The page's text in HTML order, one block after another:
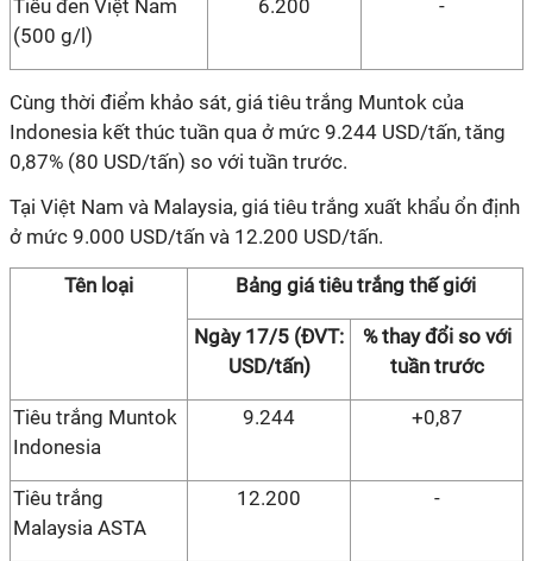
Tiêu đen Việt Nam
(500 g/l)
6.200 -
Cùng thời điểm khảo sát, giá tiêu trắng Muntok của
Indonesia kết thúc tuần qua ở mức 9.244 USD/tấn, tăng
0,87% (80 USD/tấn) so với tuần trước.
Tại Việt Nam và Malaysia, giá tiêu trắng xuất khẩu ổn định
ở mức 9.000 USD/tấn và 12.200 USD/tấn.
Tên loại Bảng giá tiêu trắng thế giới
Ngày 17/5 (ĐVT:
USD/tấn)
% thay đổi so với
tuần trước
Tiêu trắng Muntok
Indonesia
9.244 +0,87
Tiêu trắng
Malaysia ASTA
12.200 -